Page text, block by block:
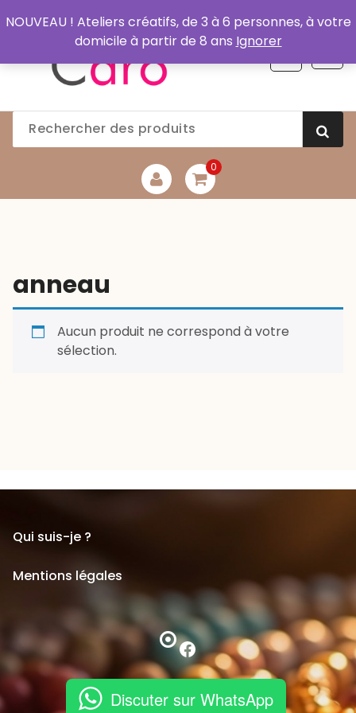
au
0
anneau
Aucun produit ne correspond à votre
sélection.
Qui suis-je ?
Mentions légales
Facebook
Discuter sur WhatsApp
NOUVEAU ! Ateliers créatifs, de 3 à 6 personnes, à votre
domicile à partir de 8 ans Ignorer